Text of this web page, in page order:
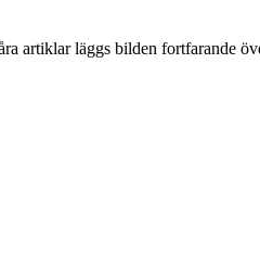
artiklar läggs bilden fortfarande